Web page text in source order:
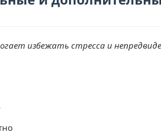
избежать стресса и